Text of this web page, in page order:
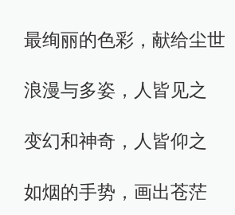
最绚丽的色彩，献给尘世
浪漫与多姿，人皆见之
变幻和神奇，人皆仰之
如烟的手势，画出苍茫